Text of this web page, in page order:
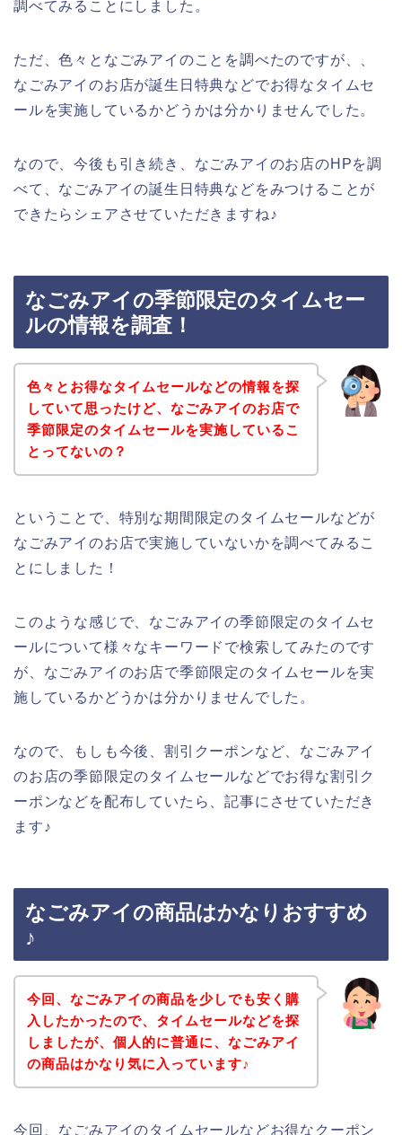
調べてみることにしました。
ただ、色々となごみアイのことを調べたのですが、、
なごみアイのお店が誕生日特典などでお得なタイムセ
ールを実施しているかどうかは分かりませんでした。
なので、今後も引き続き、なごみアイのお店のHPを調
べて、なごみアイの誕生日特典などをみつけることが
できたらシェアさせていただきますね♪
なごみアイの季節限定のタイムセー
ルの情報を調査！
色々とお得なタイムセールなどの情報を探
していて思ったけど、なごみアイのお店で
季節限定のタイムセールを実施しているこ
とってないの？
ということで、特別な期間限定のタイムセールなどが
なごみアイのお店で実施していないかを調べてみるこ
とにしました！
このような感じで、なごみアイの季節限定のタイムセ
ールについて様々なキーワードで検索してみたのです
が、なごみアイのお店で季節限定のタイムセールを実
施しているかどうかは分かりませんでした。
なので、もしも今後、割引クーポンなど、なごみアイ
のお店の季節限定のタイムセールなどでお得な割引ク
ーポンなどを配布していたら、記事にさせていただき
ます♪
なごみアイの商品はかなりおすすめ
♪
今回、なごみアイの商品を少しでも安く購
入したかったので、タイムセールなどを探
しましたが、個人的に普通に、なごみアイ
の商品はかなり気に入っています♪
今回、なごみアイのタイムセールなどお得なクーポン